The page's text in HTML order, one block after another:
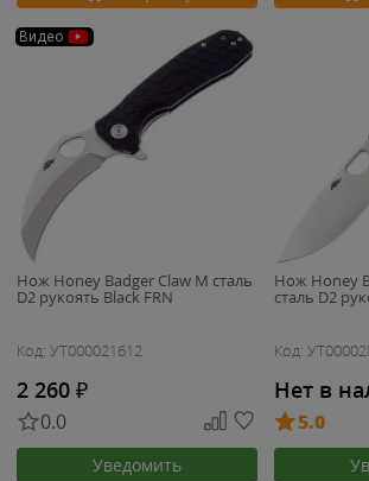
Видео
Нож Honey Badger Claw M сталь
D2 рукоять Black FRN
Код: УТ000021612
2 260 ₽
0.0
Уведомить
Нож Honey
сталь D2
Код:
Нет в
5.0